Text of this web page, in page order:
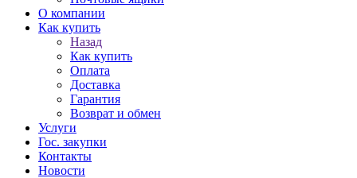
О компании
Как купить
Назад
Как купить
Оплата
Доставка
Гарантия
Возврат и обмен
Услуги
Гос. закупки
Контакты
Новости